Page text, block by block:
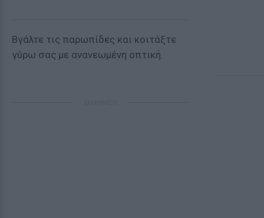
Βγάλτε τις παρωπίδες και κοιτάξτε
γύρω σας με ανανεωμένη οπτική.